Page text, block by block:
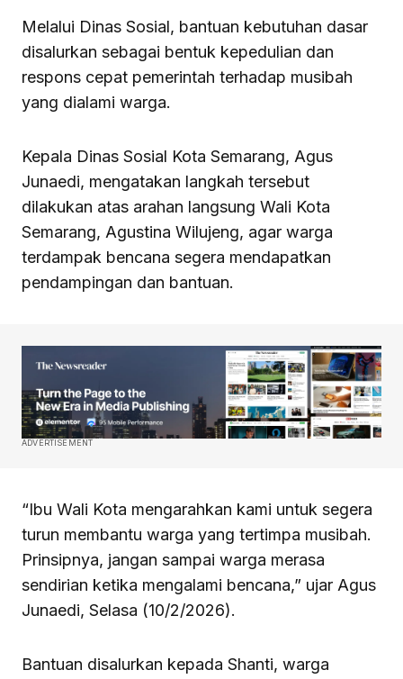
Melalui Dinas Sosial, bantuan kebutuhan dasar
disalurkan sebagai bentuk kepedulian dan
respons cepat pemerintah terhadap musibah
yang dialami warga.
Kepala Dinas Sosial Kota Semarang, Agus
Junaedi, mengatakan langkah tersebut
dilakukan atas arahan langsung Wali Kota
Semarang, Agustina Wilujeng, agar warga
terdampak bencana segera mendapatkan
pendampingan dan bantuan.
ADVERTISEMENT
“Ibu Wali Kota mengarahkan kami untuk segera
turun membantu warga yang tertimpa musibah.
Prinsipnya, jangan sampai warga merasa
sendirian ketika mengalami bencana,” ujar Agus
Junaedi, Selasa (10/2/2026).
Bantuan disalurkan kepada Shanti, warga